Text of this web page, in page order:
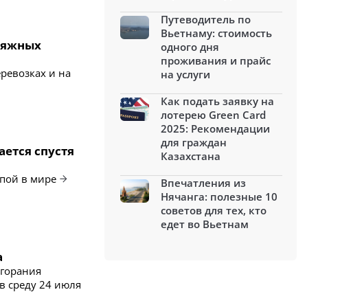
и на
спустя
в мире
среду 24 июля
Путеводитель по
Вьетнаму: стоимость
одного дня
проживания и прайс
на услуги
Как подать заявку на
лотерею Green Card
2025: Рекомендации
для граждан
Казахстана
Впечатления из
Нячанга: полезные 10
советов для тех, кто
едет во Вьетнам